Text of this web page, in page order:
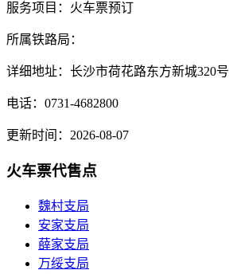
服务项目：火车票预订
所属铁路局：
详细地址：长沙市荷花路东方新城320号
电话：0731-4682800
更新时间：2026-08-07
火车票代售点
魏村支局
安家支局
薛家支局
万绥支局